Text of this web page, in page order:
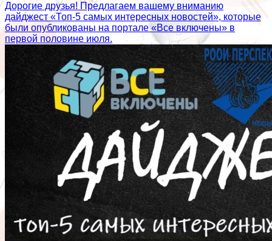
Дорогие друзья! Предлагаем вашему вниманию
дайджест «Топ-5 самых интересных новостей», которые
были опубликованы на портале «Все включены» в
первой половине июля.